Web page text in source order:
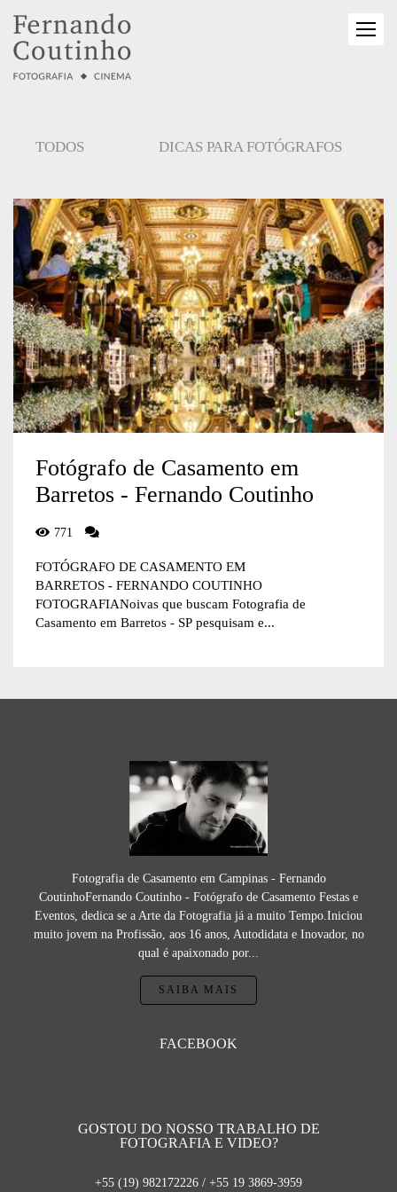
TODOS DICAS PARA FOTÓGRAFOS
Fotógrafo de Casamento em
Barretos - Fernando Coutinho
771
FOTÓGRAFO DE CASAMENTO EM
BARRETOS - FERNANDO COUTINHO
FOTOGRAFIANoivas que buscam Fotografia de
Casamento em Barretos - SP pesquisam e...
Fotografia de Casamento em Campinas - Fernando
CoutinhoFernando Coutinho - Fotógrafo de Casamento Festas e
Eventos, dedica se a Arte da Fotografia já a muito Tempo.Iniciou
muito jovem na Profissão, aos 16 anos, Autodidata e Inovador, no
qual é apaixonado por...
SAIBA MAIS
FACEBOOK
GOSTOU DO NOSSO TRABALHO DE
FOTOGRAFIA E VIDEO?
+55 (19) 982172226 / +55 19 3869-3959